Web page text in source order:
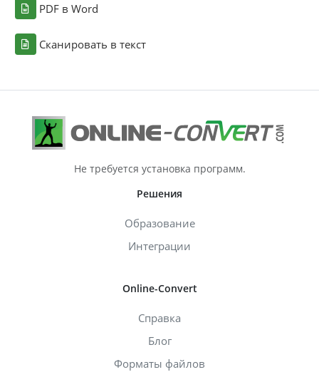
PDF в Word
Сканировать в текст
Не требуется установка программ.
Решения
Образование
Интеграции
Online-Convert
Справка
Блог
Форматы файлов